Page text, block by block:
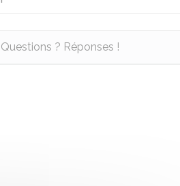
Questions ? Réponses !